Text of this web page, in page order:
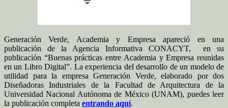
Generación Verde, Academia y Empresa apareció en una
publicación de la Agencia Informativa CONACYT, en su
publicación “Buenas prácticas entre Academia y Empresa reunidas
en un Libro Digital”. La experiencia del desarrollo de un modelo de
utilidad para la empresa Generación Verde, elaborado por dos
Diseñadoras Industriales de la Facultad de Arquitectura de la
Universidad Nacional Autónoma de México (UNAM), puedes leer
la publicación completa entrando aquí.